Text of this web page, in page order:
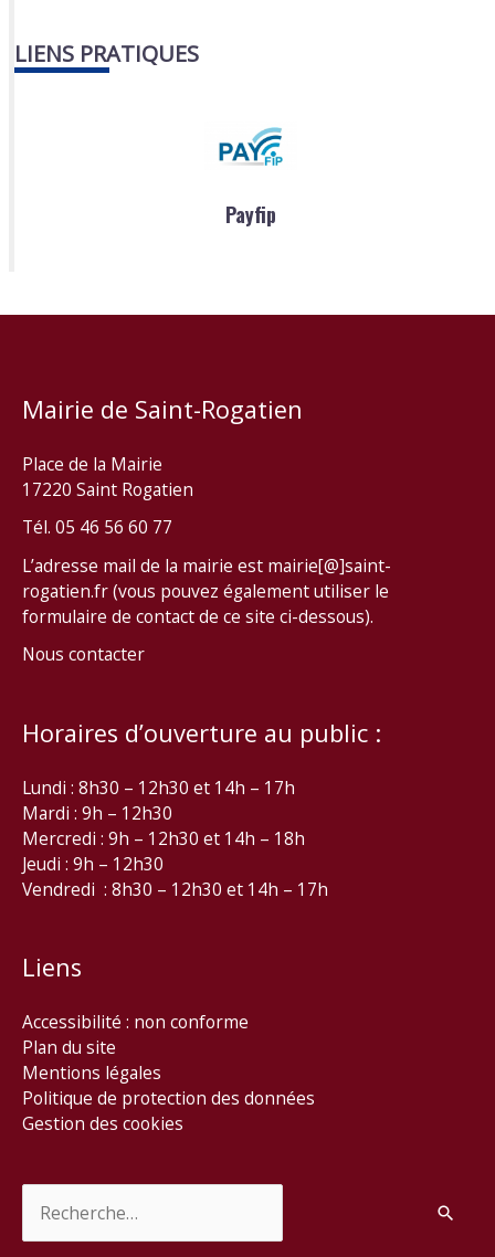
LIENS PRATIQUES
Payfip
Mairie de Saint-Rogatien
Place de la Mairie
17220 Saint Rogatien
Tél. 05 46 56 60 77
L’adresse mail de la mairie est mairie[@]saint-
rogatien.fr (vous pouvez également utiliser le
formulaire de contact de ce site ci-dessous).
Nous contacter
Horaires d’ouverture au public :
Lundi : 8h30 – 12h30 et 14h – 17h
Mardi : 9h – 12h30
Mercredi : 9h – 12h30 et 14h – 18h
Jeudi : 9h – 12h30
Vendredi : 8h30 – 12h30 et 14h – 17h
Liens
Accessibilité : non conforme
Plan du site
Mentions légales
Politique de protection des données
Gestion des cookies